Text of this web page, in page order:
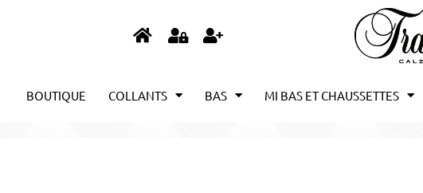
BOUTIQUE COLLANTS BAS MI BAS ET CHAUSSETTES